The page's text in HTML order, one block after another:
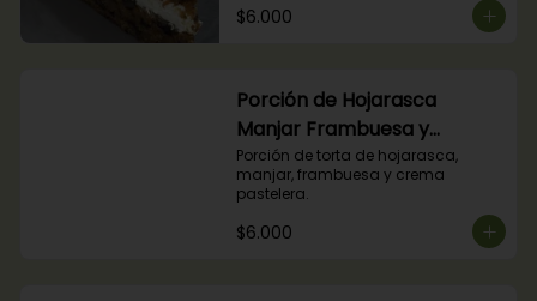
$6.000
Porción de Hojarasca
Manjar Frambuesa y
Crema Pastelera
Porción de torta de hojarasca,
manjar, frambuesa y crema
pastelera.
$6.000